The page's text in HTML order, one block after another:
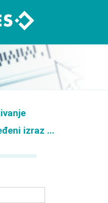
izraz ...